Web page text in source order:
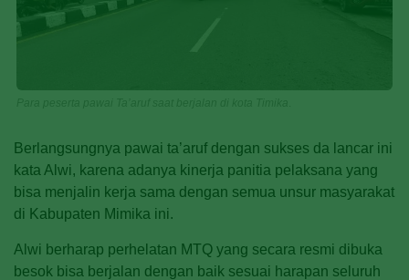
Berlangsungnya pawai ta’aruf dengan sukses da lancar ini
kata Alwi, karena adanya kinerja panitia pelaksana yang
bisa menjalin kerja sama dengan semua unsur masyarakat
di Kabupaten Mimika ini.
Alwi berharap perhelatan MTQ yang secara resmi dibuka
besok bisa berjalan dengan baik sesuai harapan seluruh